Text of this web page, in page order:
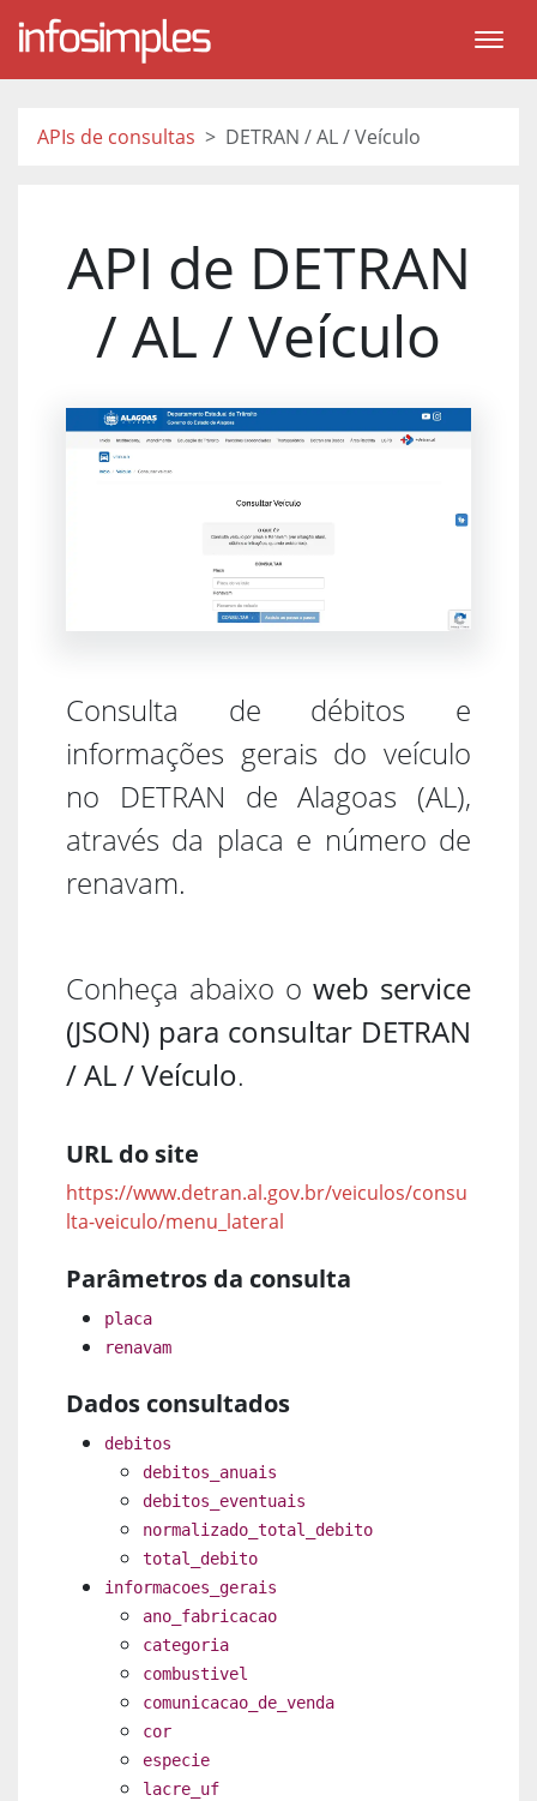
APIs de consultas DETRAN / AL / Veículo
API de DETRAN
/ AL / Veículo
Consulta de débitos e
informações gerais do veículo
no DETRAN de Alagoas (AL),
através da placa e número de
renavam.
Conheça abaixo o web service
(JSON) para consultar DETRAN
/ AL / Veículo.
URL do site
https://www.detran.al.gov.br/veiculos/consu
lta-veiculo/menu_lateral
Parâmetros da consulta
placa
renavam
Dados consultados
debitos
debitos_anuais
debitos_eventuais
normalizado_total_debito
total_debito
informacoes_gerais
ano_fabricacao
categoria
combustivel
comunicacao_de_venda
cor
especie
lacre_uf